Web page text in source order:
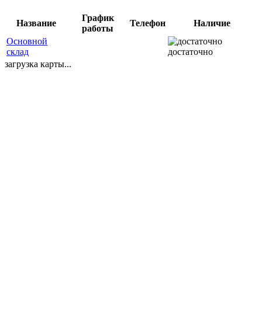
Название
График
работы
Телефон
Наличие
Основной
склад
достаточно
загрузка карты...